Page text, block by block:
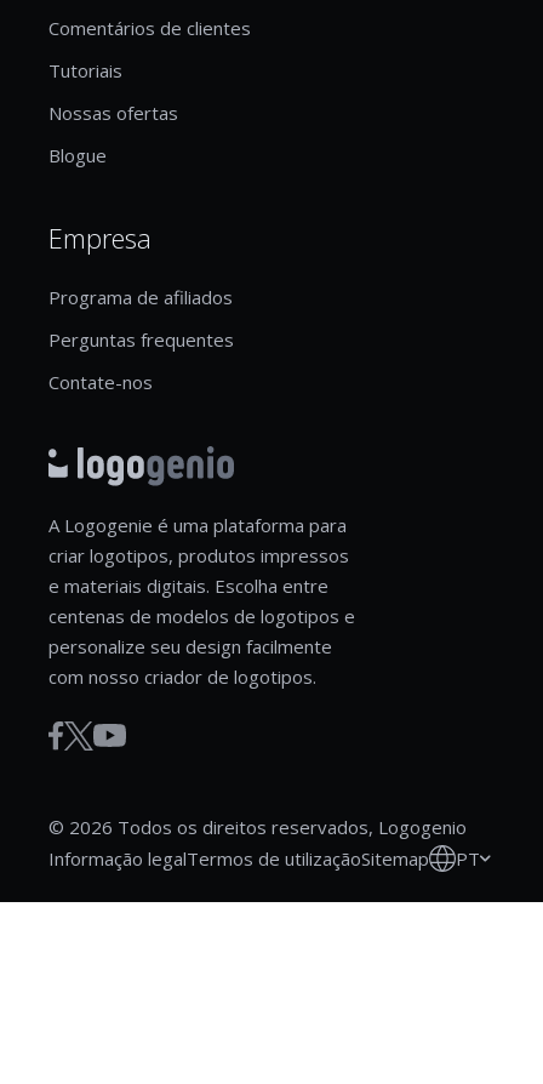
Comentários de clientes
Tutoriais
Nossas ofertas
Blogue
Empresa
Programa de afiliados
Perguntas frequentes
Contate-nos
A Logogenie é uma plataforma para
criar logotipos, produtos impressos
e materiais digitais. Escolha entre
centenas de modelos de logotipos e
personalize seu design facilmente
com nosso criador de logotipos.
© 2026 Todos os direitos reservados, Logogenio
Informação legalTermos de utilizaçãoSitemap PT